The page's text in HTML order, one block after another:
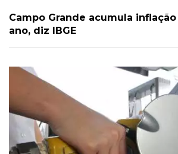
Campo Grande acumula inflação
ano, diz IBGE